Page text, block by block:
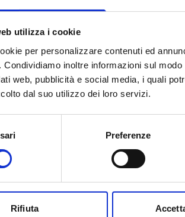
utilizza i cookie
per personalizzare contenuti ed
Condividiamo inoltre informazioni sul
web, pubblicità e social media, i quali
dal suo utilizzo dei loro servizi.
Preferenze
Rifiuta
– Cosviluppo di lungometraggi
e Cinema Supporto alle imprese
2026 – quarta call
e sicurezza
Innovazione
Liberi professionisti Persone fisiche/